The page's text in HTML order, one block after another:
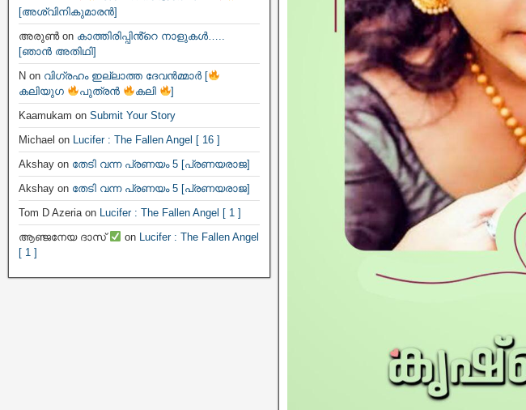
[അശ്വിനികുമാരൻ]
അരുൺon കാത്തിരിപ്പിൻ്റെ നാളുകൾ…..
[ഞാൻ അതിഥി]
N on വിഗ്രഹം ഇല്ലാത്ത ദേവൻമ്മാർ [
കലിയുഗ
പുത്രൻ കലി
]
Kaamukam on Submit Your Story
Michael on Lucifer : The Fallen Angel [ 16 ]
Akshay on തേടി വന്ന പ്രണയം 5 [പ്രണയരാജ]
Akshay on തേടി വന്ന പ്രണയം 5 [പ്രണയരാജ]
Tom D Azeriaon Lucifer : The Fallen Angel [ 1 ]
ആഞ്ജനേയ ദാസ്
on Lucifer : The Fallen Angel
[ 1 ]